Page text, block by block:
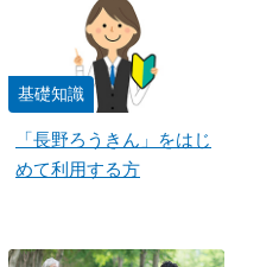
基礎知識
「長野ろうきん」をはじ
めて利用する方